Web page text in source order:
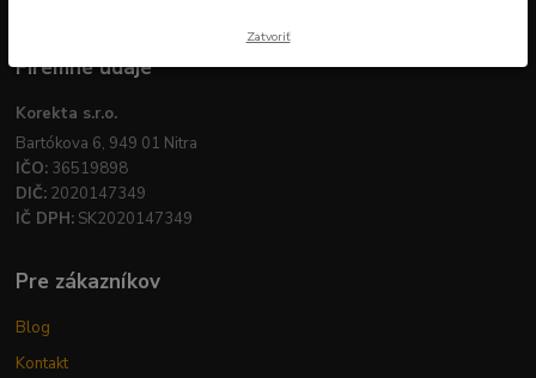
Firemné údaje
Korekta s.r.o.
Bartókova 6, 949 01 Nitra
IČO: 36519898
DIČ: 2020147349
IČ DPH: SK2020147349
Pre zákazníkov
Blog
Kontakt
Zatvoriť